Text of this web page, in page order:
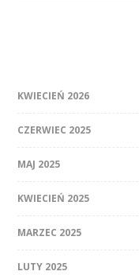
KWIECIEŃ 2026
CZERWIEC 2025
MAJ 2025
KWIECIEŃ 2025
MARZEC 2025
LUTY 2025